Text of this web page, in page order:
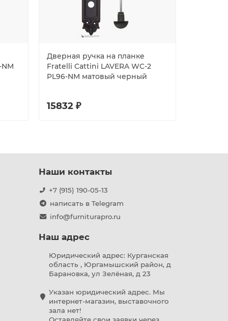
Дверная ручка на планке
Fratelli Cattini LAVERA WC-2
PL96-NM матовый черный
15832 ₽
Наши контакты
+7 (915) 190-05-13
написать в Telegram
info@furniturapro.ru
Наш адрес
Юридический адрес: Курганская
область , Юргамышский район, д
Барановка, ул Зелёная, д 23
Указан юридический адрес. Мы
интернет-магазин, выставочного
зала нет!